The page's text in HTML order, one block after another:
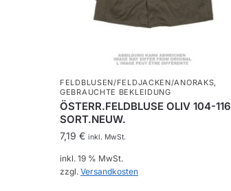
FELDBLUSEN/FELDJACKEN/ANORAKS,
GEBRAUCHTE BEKLEIDUNG
ÖSTERR.FELDBLUSE OLIV 104-116
SORT.NEUW.
7,19€ inkl. MwSt.
inkl. 19 % MwSt.
zzgl.Versandkosten